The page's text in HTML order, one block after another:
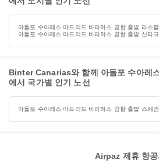
아돌포 수아레스 마드리드 바라하스 공항 출발 라스
아돌포 수아레스 마드리드 바라하스 공항 출발 산타
Binter Canarias와 함께 아돌포 수아레
에서 국가별 인기 노선
아돌포 수아레스 마드리드 바라하스 공항 출발 스페
Airpaz 제휴 항